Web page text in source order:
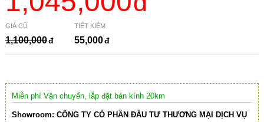
GIÁ CŨ
1,100,000
TIẾT KIỆM
55,000
Miễn phí Vận chuyển, lắp đặt bán kính 20km
Showroom: CÔNG TY CỔ PHẦN ĐẦU TƯ THƯƠNG MẠI DỊCH VỤ